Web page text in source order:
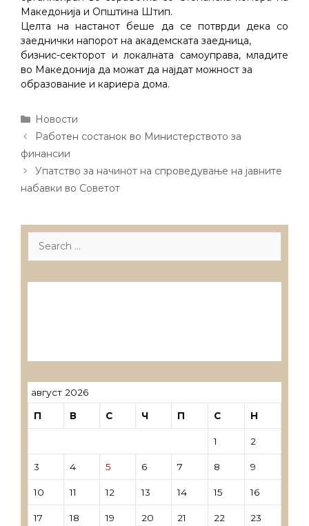
Македонија и Општина Штип.
Целта на настанот беше да се потврди дека со
заеднички напорот на академската заедница,
бизнис-секторот и локалната самоуправа, младите
во Македонија да можат да најдат можност за
образование и кариера дома.
Categories
Новости
Post
navigation
Работен состанок во Министерството за
финансии
Упатство за начинот на спроведување на јавните
набавки во Советот
Search
август 2026
П В С Ч П С Н
1 2
3 4 5 6 7 8 9
10 11 12 13 14 15 16
17 18 19 20 21 22 23